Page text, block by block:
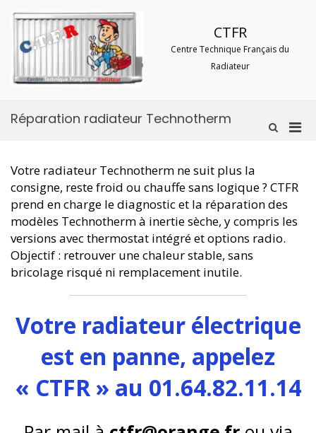
CTFR
Centre Technique Français du
Radiateur
Afficher
Réparation radiateur Technotherm
Votre radiateur Technotherm ne suit plus la
consigne, reste froid ou chauffe sans logique ? CTFR
prend en charge le diagnostic et la réparation des
modèles Technotherm à inertie sèche, y compris les
versions avec thermostat intégré et options radio.
Objectif : retrouver une chaleur stable, sans
bricolage risqué ni remplacement inutile.
Votre radiateur électrique
est en panne, appelez
« CTFR » au 01.64.82.11.14